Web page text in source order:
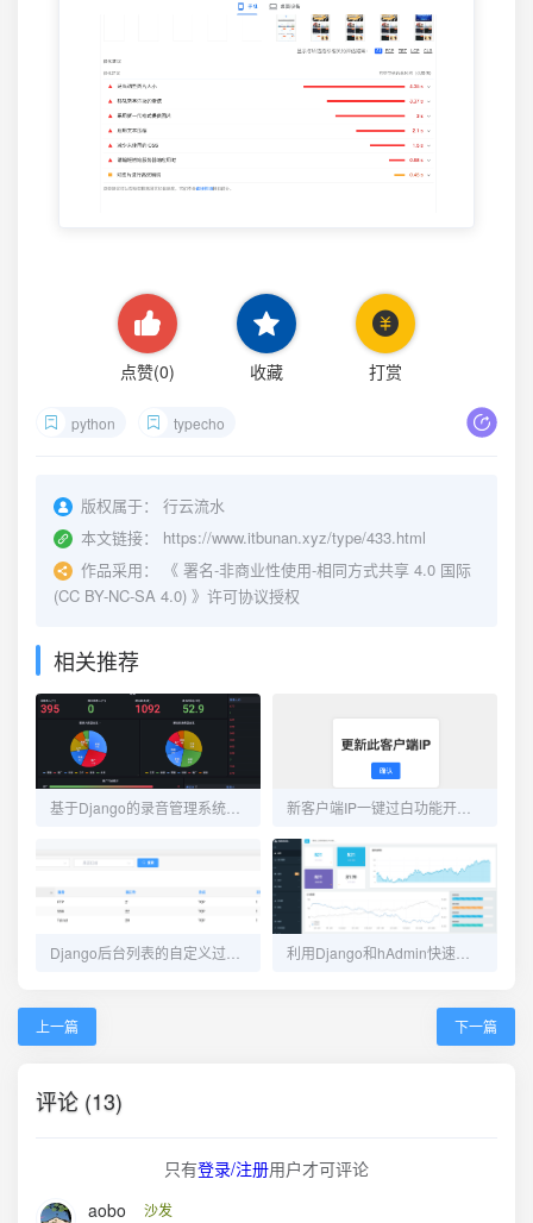
点赞(0) 收藏 打赏
python typecho
版权属于：
行云流水
本文链接：
https://www.itbunan.xyz/type/433.html
作品采用：
《 署名-非商业性使用-相同方式共享 4.0 国际
(CC BY-NC-SA 4.0) 》许可协议授权
相关推荐
上一篇 下一篇
评论 (13)
只有登录/注册用户才可评论
aobo
沙发